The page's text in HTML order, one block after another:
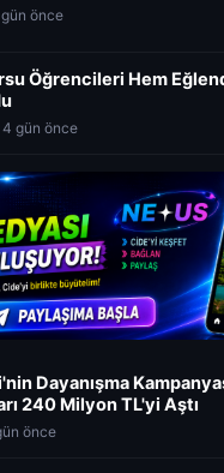
gün önce
Öğrencileri Hem
4 gün önce
Dayanışma
240 Milyon TL'yi Aştı
önce